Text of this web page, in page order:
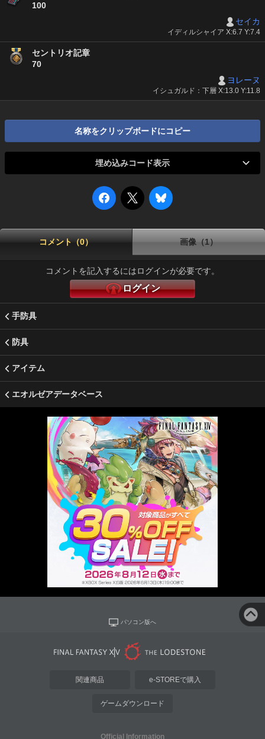
100
セイカ
イディルシャイア X:6.7 Y:7.4
セントリオ記章
70
ヨレーヌ
イシュガルド：下層 X:13.0 Y:11.8
名称をクリップボードにコピー
埋め込みコード表示
コメント（0） 画像（1）
コメントを記入するにはログインが必要です。
ログイン
手防具
防具
アイテム
エオルゼアデータベース
パソコン版へ
関連商品 e-STOREで購入
ゲームダウンロード
Official Information